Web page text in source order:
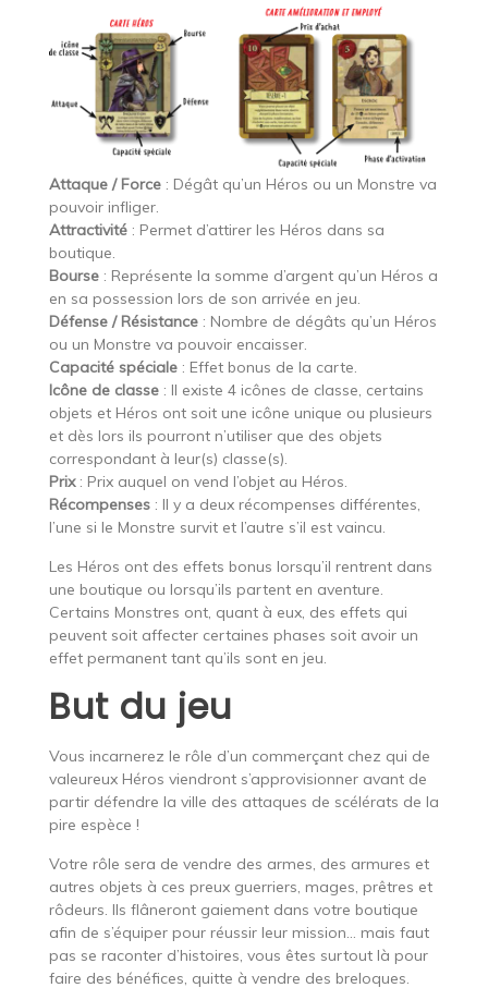
Attaque / Force : Dégât qu’un Héros ou un Monstre va
pouvoir infliger.
Attractivité : Permet d’attirer les Héros dans sa
boutique.
Bourse : Représente la somme d’argent qu’un Héros a
en sa possession lors de son arrivée en jeu.
Défense / Résistance : Nombre de dégâts qu’un Héros
ou un Monstre va pouvoir encaisser.
Capacité spéciale : Effet bonus de la carte.
Icône de classe : Il existe 4 icônes de classe, certains
objets et Héros ont soit une icône unique ou plusieurs
et dès lors ils pourront n’utiliser que des objets
correspondant à leur(s) classe(s).
Prix : Prix auquel on vend l’objet au Héros.
Récompenses : Il y a deux récompenses différentes,
l’une si le Monstre survit et l’autre s’il est vaincu.
Les Héros ont des effets bonus lorsqu’il rentrent dans
une boutique ou lorsqu’ils partent en aventure.
Certains Monstres ont, quant à eux, des effets qui
peuvent soit affecter certaines phases soit avoir un
effet permanent tant qu’ils sont en jeu.
But du jeu
Vous incarnerez le rôle d’un commerçant chez qui de
valeureux Héros viendront s’approvisionner avant de
partir défendre la ville des attaques de scélérats de la
pire espèce !
Votre rôle sera de vendre des armes, des armures et
autres objets à ces preux guerriers, mages, prêtres et
rôdeurs. Ils flâneront gaiement dans votre boutique
afin de s’équiper pour réussir leur mission… mais faut
pas se raconter d’histoires, vous êtes surtout là pour
faire des bénéfices, quitte à vendre des breloques.